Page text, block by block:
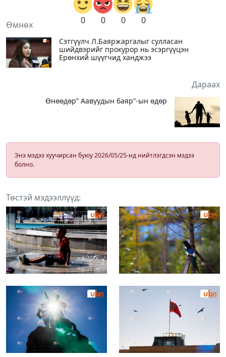
0 0 0 0
Өмнөх
Сэтгүүлч Л.Баяржаргалыг сулласан
шийдвэрийг прокурор нь эсэргүүцэн
Ерөнхий шүүгчид ханджээ
Дараах
Өнөөдөр” Аавуудын баяр”-ын өдөр
Энэ мэдээ хуучирсан буюу 2026/05/25-нд нийтлэгдсэн мэдээ
болно.
Төстэй мэдээллүүд: